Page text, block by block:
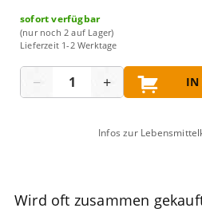
sofort verfügbar
(nur noch 2 auf Lager)
Lieferzeit 1-2 Werktage
− + IN
Infos zur
Wird oft zusammen